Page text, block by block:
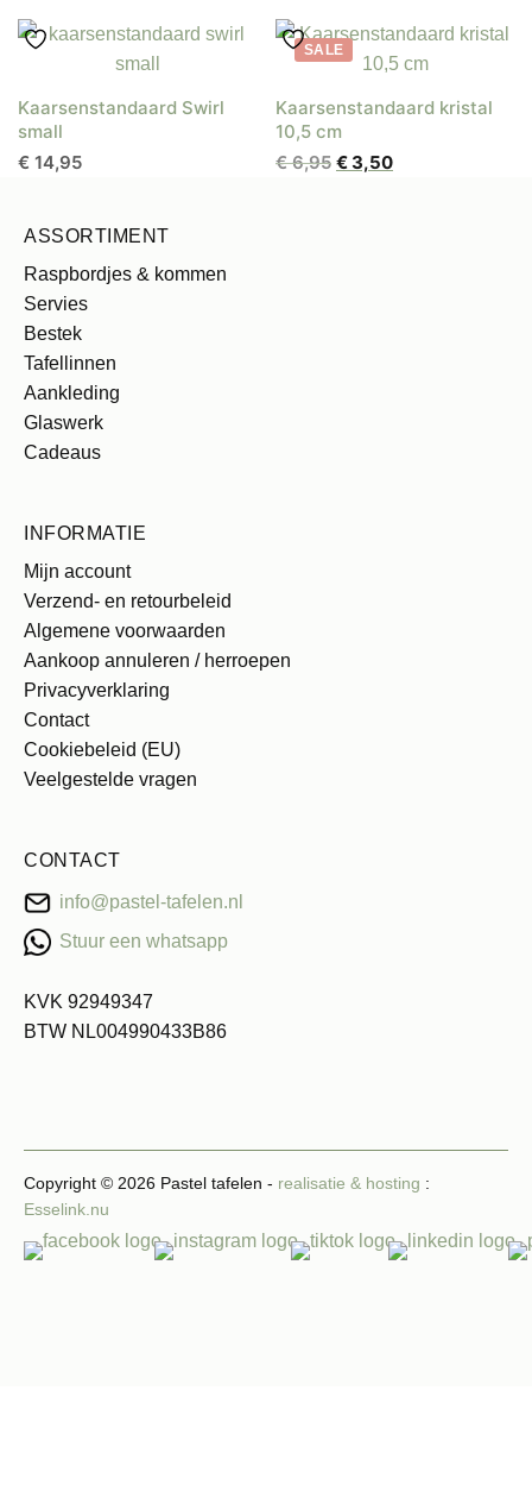
was:
€ 21,95.
is:
€ 17,95.
Kaarsenstandaard Swirl
small
€ 14,95
SALE
Kaarsenstandaard kristal
10,5 cm
€6,95 Oorspronkelijke
€ 3,50Huidige
ASSORTIMENT
Raspbordjes & kommen
Servies
Bestek
Tafellinnen
Aankleding
Glaswerk
Cadeaus
INFORMATIE
Mijn account
Verzend- en retourbeleid
Algemene voorwaarden
Aankoop annuleren / herroepen
Privacyverklaring
Contact
Cookiebeleid (EU)
Veelgestelde vragen
CONTACT
Stuur een whatsapp
info@pastel-tafelen.nl
KVK 92949347
BTW NL004990433B86
Copyright © 2026 Pastel tafelen - realisatie & hosting :
Esselink.nu